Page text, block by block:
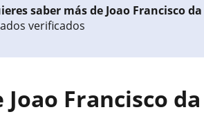
saber más de Joao Francisco
verificados
Joao Francisco